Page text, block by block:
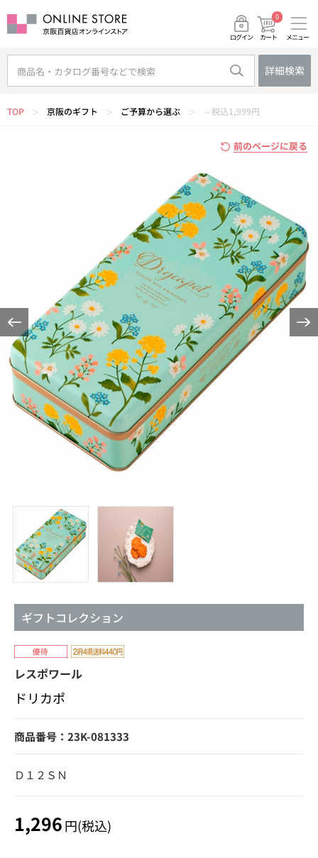
ログイン カート
0
メニュー
詳細検索
TOP ＞ 京阪のギフト ＞ ご予算から選ぶ ＞ ～税込1,999円
前のページに戻る
ギフトコレクション
レスポワール
ドリカポ
商品番号：23K-081333
Ｄ１２ＳＮ
1,296円(税込)